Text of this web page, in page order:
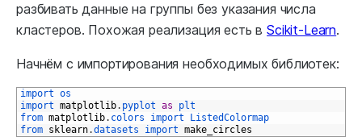
разбивать данные на группы без указания числа
кластеров. Похожая реализация есть вScikit-Learn.
Начнём с импортирования необходимых библиотек:
import os
import matplotlib. pyplot as
plt
from matplotlib. colors import
ListedColormap
from sklearn.datasets import make_circles